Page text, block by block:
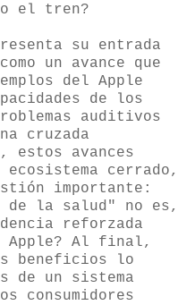
el tren?
su entrada
un avance que
del Apple
de los
auditivos
cruzada
estos avances
cerrado,
importante:
de la salud" no es,
reforzada
Apple? Al final,
beneficios lo
de un sistema
consumidores